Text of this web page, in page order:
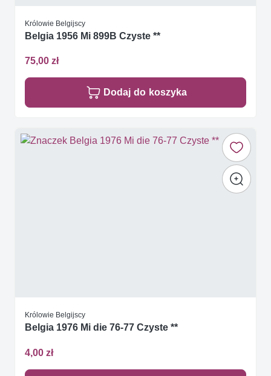
Królowie Belgijscy
Belgia 1956 Mi 899B Czyste **
75,00 zł
Dodaj do koszyka
Królowie Belgijscy
Belgia 1976 Mi die 76-77 Czyste **
4,00 zł